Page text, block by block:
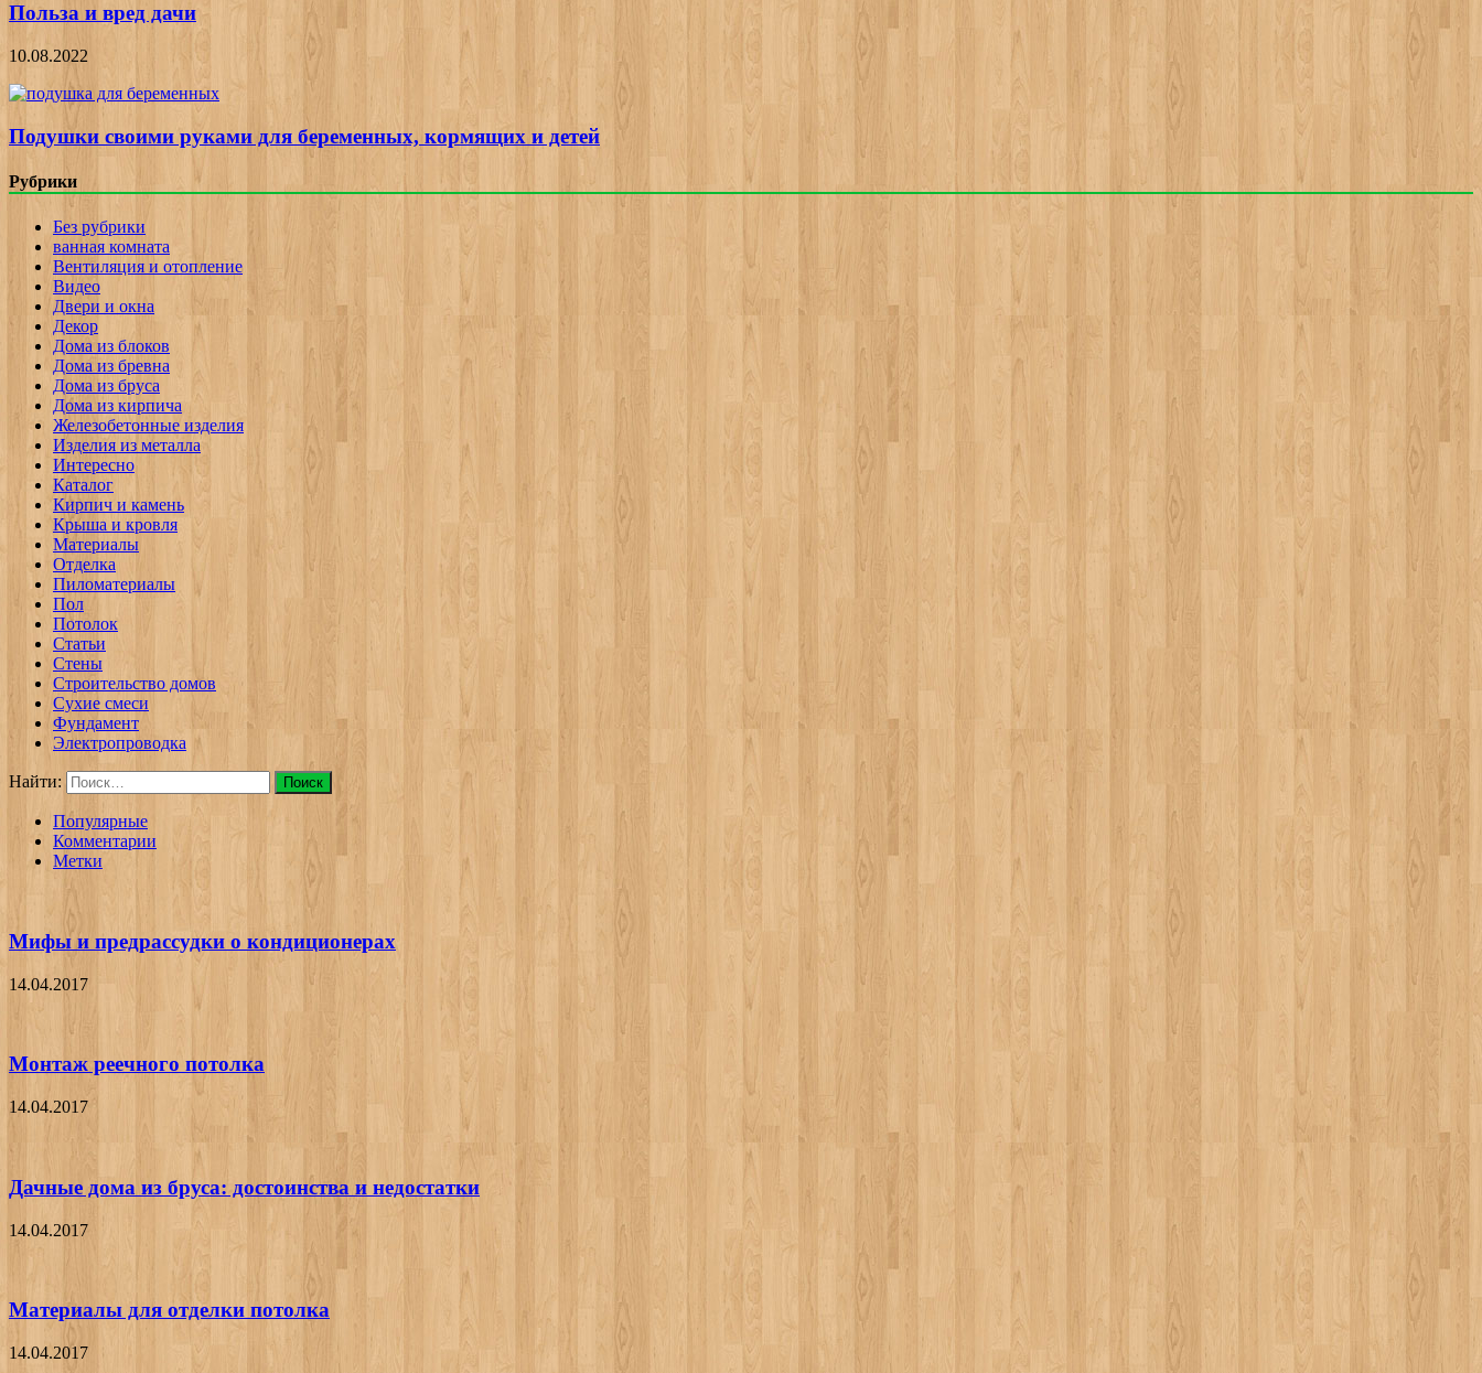
Польза и вред дачи
10.08.2022
Подушки своими руками для беременных, кормящих и детей
Рубрики
Без рубрики
ванная комната
Вентиляция и отопление
Видео
Двери и окна
Декор
Дома из блоков
Дома из бревна
Дома из бруса
Дома из кирпича
Железобетонные изделия
Изделия из металла
Интересно
Каталог
Кирпич и камень
Крыша и кровля
Материалы
Отделка
Пиломатериалы
Пол
Потолок
Статьи
Стены
Строительство домов
Сухие смеси
Фундамент
Электропроводка
Найти:
Популярные
Комментарии
Метки
Мифы и предрассудки о кондиционерах
14.04.2017
Монтаж реечного потолка
14.04.2017
Дачные дома из бруса: достоинства и недостатки
14.04.2017
Материалы для отделки потолка
14.04.2017